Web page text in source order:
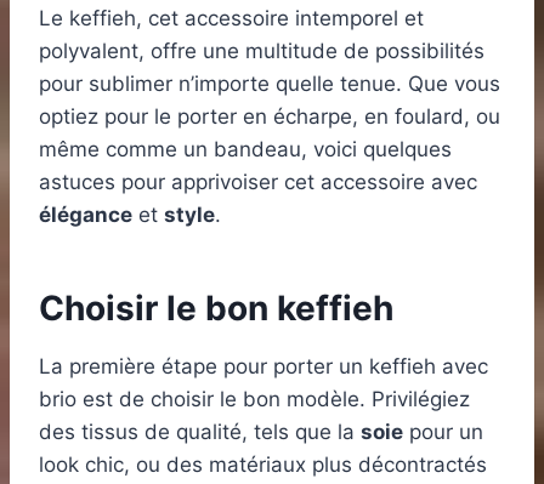
Le keffieh, cet accessoire intemporel et
polyvalent, offre une multitude de possibilités
pour sublimer n’importe quelle tenue. Que vous
optiez pour le porter en écharpe, en foulard, ou
même comme un bandeau, voici quelques
astuces pour apprivoiser cet accessoire avec
élégance et style.
Choisir le bon keffieh
La première étape pour porter un keffieh avec
brio est de choisir le bon modèle. Privilégiez
des tissus de qualité, tels que la soie pour un
look chic, ou des matériaux plus décontractés